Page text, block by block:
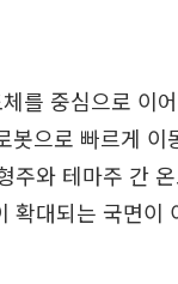
를 중심으로 이
봇으로 빠르게 이
주와 테마주 간
확대되는 국면이